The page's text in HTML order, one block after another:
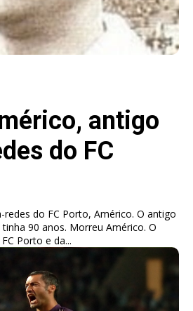
antigo
do FC
do FC Porto, Américo. O antigo
Morreu Américo. O
Porto e da...